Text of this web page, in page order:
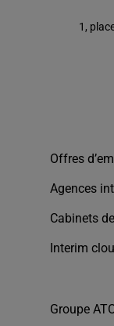
1,
Offres
Agences
Cabinets
Interim
Groupe